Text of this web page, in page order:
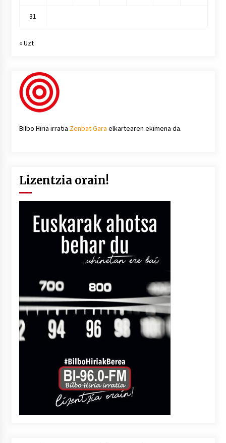
31
« Uzt
Bilbo Hiria irratia Zenbat Gara elkartearen ekimena da.
Lizentzia orain!